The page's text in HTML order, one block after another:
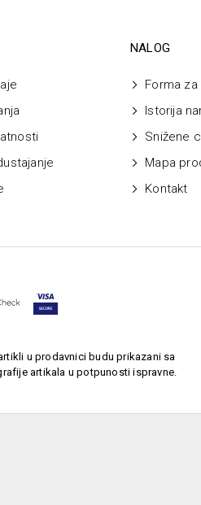
NALOG
Forma
Istorija
Snižene
Mapa
Kontakt
u prodavnici budu prikazani sa
artikala u potpunosti ispravne.